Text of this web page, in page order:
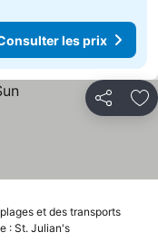
les prix
Partager
et des transports
: St. Julian's